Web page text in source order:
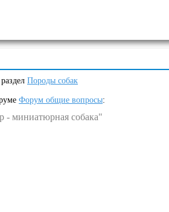
Породы собак
Форум общие вопросы:
- миниатюрная собака"